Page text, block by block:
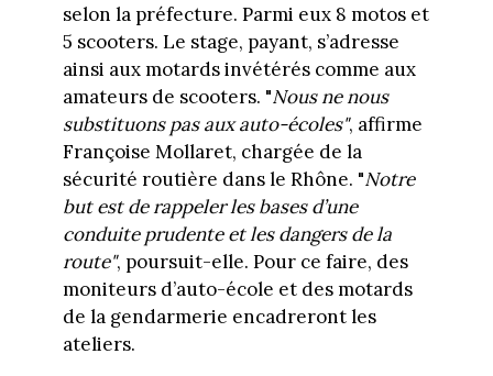
selon la préfecture. Parmi eux 8 motos et
5 scooters. Le stage, payant, s’adresse
ainsi aux motards invétérés comme aux
amateurs de scooters. "Nous ne nous
substituons pas aux auto-écoles", affirme
Françoise Mollaret, chargée de la
sécurité routière dans le Rhône. "Notre
but est de rappeler les bases d’une
conduite prudente et les dangers de la
route", poursuit-elle. Pour ce faire, des
moniteurs d’auto-école et des motards
de la gendarmerie encadreront les
ateliers.